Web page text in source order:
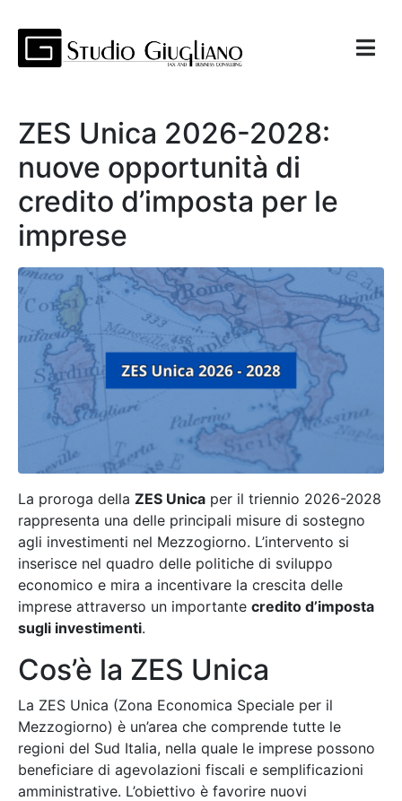
ZES Unica 2026-2028:
nuove opportunità di
credito d’imposta per le
imprese
La proroga della ZES Unica per il triennio 2026-2028
rappresenta una delle principali misure di sostegno
agli investimenti nel Mezzogiorno. L’intervento si
inserisce nel quadro delle politiche di sviluppo
economico e mira a incentivare la crescita delle
imprese attraverso un importante credito d’imposta
sugli investimenti.
Cos’è la ZES Unica
La ZES Unica (Zona Economica Speciale per il
Mezzogiorno) è un’area che comprende tutte le
regioni del Sud Italia, nella quale le imprese possono
beneficiare di agevolazioni fiscali e semplificazioni
amministrative. L’obiettivo è favorire nuovi